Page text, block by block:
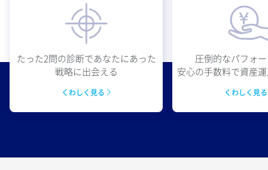
たった2問の診断であなたにあった
戦略に出会える
くわしく見る
圧倒的なパフォ
安心の手数料で資産
くわしく見